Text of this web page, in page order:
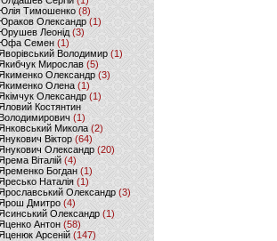
Тимошенко (8)
Олександр (1)
Леонід (3)
Семен (1)
Володимир (1)
Мирослав (5)
Олександр (3)
Олена(1)
Олександр (1)
Костянтин
(1)
Микола(2)
Віктор (64)
Олександр(20)
Віталій(4)
Богдан(1)
Наталія(1)
Олександр (3)
Дмитро (4)
Олександр (1)
Антон(58)
Арсеній (147)